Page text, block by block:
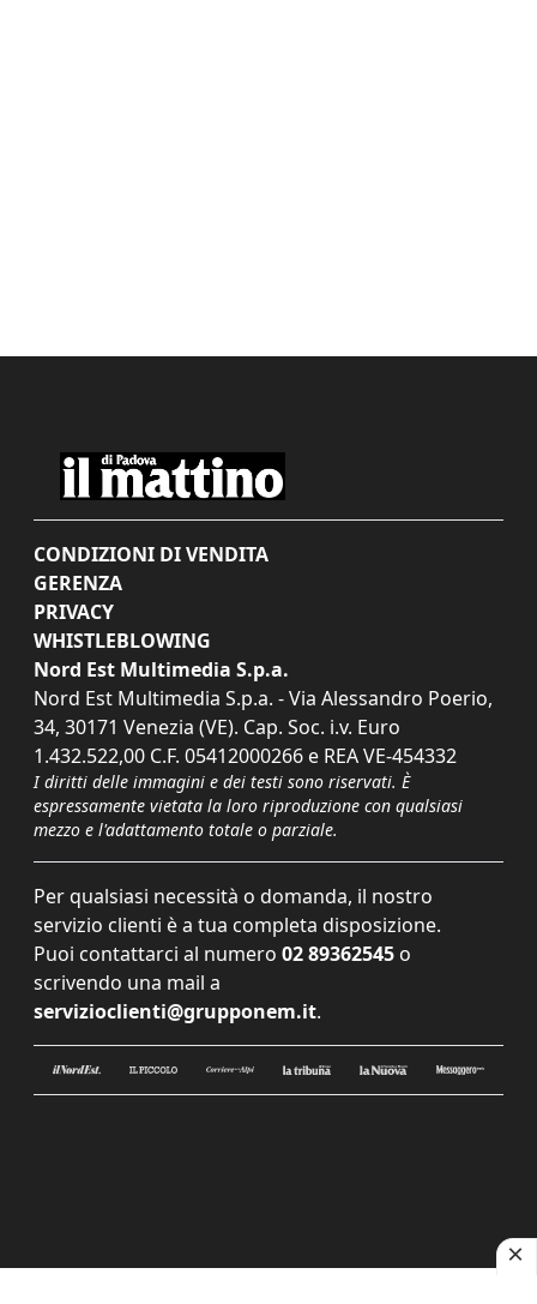
CONDIZIONI DI VENDITA
GERENZA
PRIVACY
WHISTLEBLOWING
Nord Est Multimedia S.p.a.
Nord Est Multimedia S.p.a. - Via Alessandro Poerio,
34, 30171 Venezia (VE). Cap. Soc. i.v. Euro
1.432.522,00 C.F. 05412000266 e REA VE-454332
I diritti delle immagini e dei testi sono riservati. È
espressamente vietata la loro riproduzione con qualsiasi
mezzo e l'adattamento totale o parziale.
Per qualsiasi necessità o domanda, il nostro
servizio clienti è a tua completa disposizione.
Puoi contattarci al numero 02 89362545 o
scrivendo una mail a
servizioclienti@grupponem.it.